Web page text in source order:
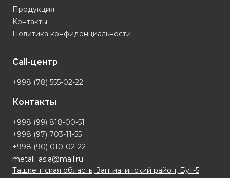
Продукция
Контакты
Политика конфиденциальности
Call-центр
+998 (78) 555-02-22
Контакты
+998 (99) 818-00-51
+998 (97) 703-11-55
+998 (90) 010-02-22
metall_asia@mail.ru
Ташкентская область, Зангиатинский район, Бут-5